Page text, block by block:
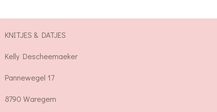
KNITJES & DATJES
Kelly Descheemaeker
Pannewegel 17
8790 Waregem